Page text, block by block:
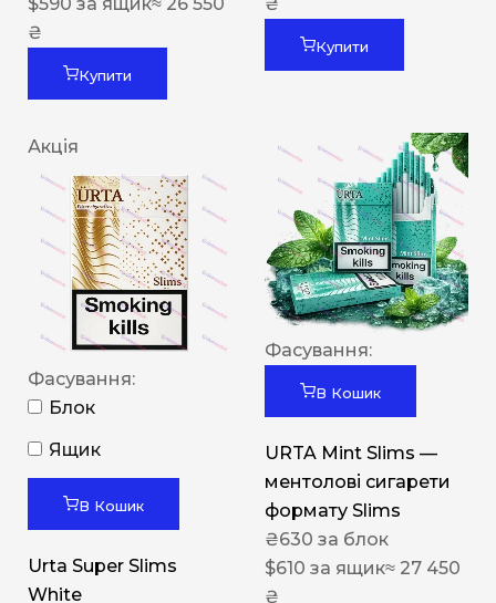
$590 за ящик≈ 26 550
₴
Купити
₴
Купити
Акція
Фасування:
Блок
Ящик
В Кошик
Urta Super Slims
White
Фасування:
В Кошик
URTA Mint Slims —
ментолові сигарети
формату Slims
₴630 за блок
$610 за ящик≈ 27 450
₴